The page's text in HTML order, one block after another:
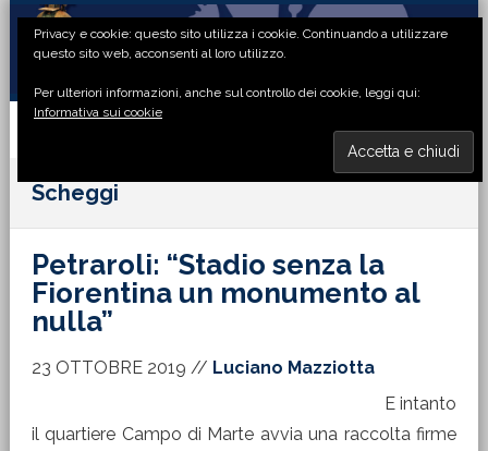
Passa
primaria
Passa
principale
Passa
laterale
Passa
di
Scheggi
Petraroli: “Stadio senza la
Fiorentina un monumento al
nulla”
23 OTTOBRE 2019 // Luciano Mazziotta
E intanto
il quartiere Campo di Marte avvia una raccolta firme
Privacy e cookie: questo sito utilizza i cookie. Continuando a utilizzare
questo sito web, acconsenti al loro utilizzo.
Per ulteriori informazioni, anche sul controllo dei cookie, leggi qui:
Informativa sui cookie